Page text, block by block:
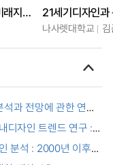
<디자인 문화>미래지향적 이동수단, 자전거의 진화 21세기디자인과
나사렛대학교
과 전망에 관한 연구
디자인 트렌드 연구 :
trend which is
분석 : 2000년 이후